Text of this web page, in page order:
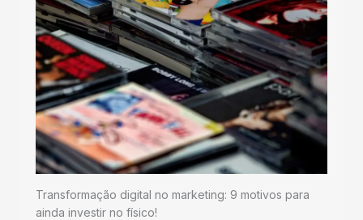
Transformação digital no marketing: 9 motivos para
ainda investir no físico!